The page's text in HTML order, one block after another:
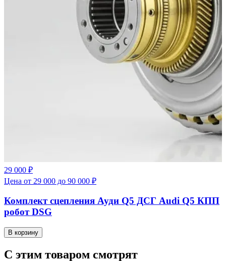
29 000 ₽
Цена от 29 000 до 90 000 ₽
Комплект сцепления Ауди Q5 ДСГ Audi Q5 КПП
робот DSG
В корзину
С этим товаром смотрят